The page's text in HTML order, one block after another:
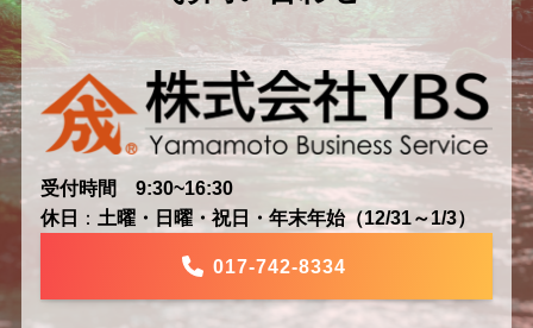
受付時間 9:30~16:30
休日 ： 土曜・日曜・祝日・年末年始（12/31～1/3）
017-742-8334